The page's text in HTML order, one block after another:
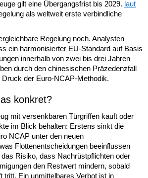
gilt eine Übergangsfrist bis 2029. laut
als weltweit erste verbindliche
Regelung noch. Analysten
ein harmonisierter EU-Standard auf Basis
innerhalb von zwei bis drei Jahren
durch den chinesischen Präzedenzfall
der Euro-NCAP-Methodik.
konkret?
mit versenkbaren Türgriffen kauft oder
im Blick behalten: Erstens sinkt die
NCAP unter den neuen
Flottenentscheidungen beeinflussen
Risiko, dass Nachrüstpflichten oder
den Restwert mindern, sobald
tritt. Ein unmittelbares Verbot ist in